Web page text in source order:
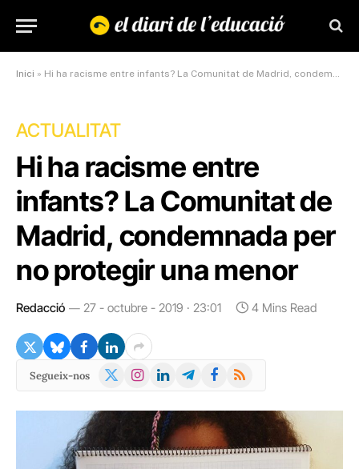
Inici » Hi ha racisme entre infants? La Comunitat de Madrid, condemnada per no protegir una menor
ACTUALITAT
Hi ha racisme entre
infants? La Comunitat de
Madrid, condemnada per
no protegir una menor
Redacció 27 - octubre - 2019 · 23:01 4 Mins Read
Segueix-nos
X
Instagram
LinkedInTelegramFacebook
RSS